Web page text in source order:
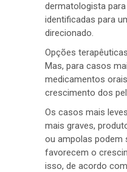
dermatologista
identificadas para
direcionado.
Opções
Mas, para casos
medicamentos
crescimento dos
Os casos mais
mais graves,
ou ampolas podem
favorecem o
isso, de acordo